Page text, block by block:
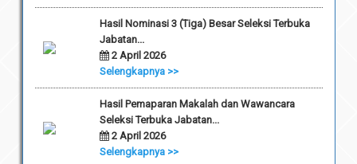
Hasil Nominasi 3 (Tiga) Besar Seleksi Terbuka
Jabatan...
2 April 2026
Selengkapnya >>
Hasil Pemaparan Makalah dan Wawancara
Seleksi Terbuka Jabatan...
2 April 2026
Selengkapnya >>